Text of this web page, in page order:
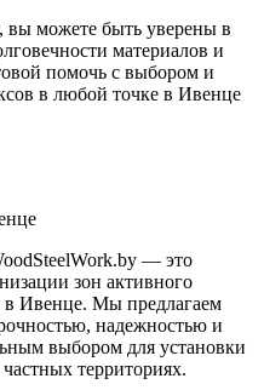
можете быть уверены в
материалов и
помочь с выбором и
в любой точке в Ивенце
— это
зон активного
Ивенце. Мы предлагаем
надежностью и
выбором для установки
территориях.